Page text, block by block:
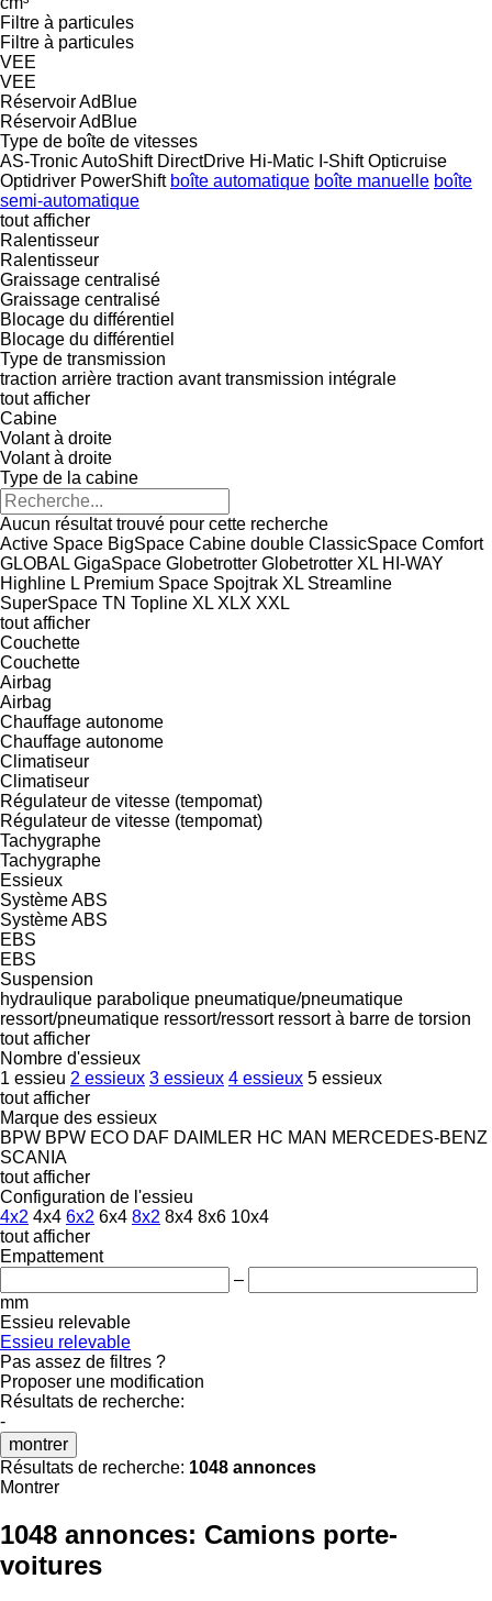
Filtre à particules
Filtre à particules
VEE
VEE
Réservoir AdBlue
Réservoir AdBlue
Type de boîte de vitesses
AS-TronicAutoShift DirectDrive Hi-Matic I-Shift Opticruise
Optidriver PowerShift boîte automatique boîte manuelle boîte
semi-automatique
tout afficher
Ralentisseur
Ralentisseur
Graissage centralisé
Graissage centralisé
Blocage du différentiel
Blocage du différentiel
Type de transmission
traction arrière traction avant transmission intégrale
tout afficher
Cabine
Volant à droite
Volant à droite
Type de la cabine
Aucun résultat trouvé pour cette recherche
Active Space BigSpace Cabine double ClassicSpace Comfort
GLOBAL GigaSpace Globetrotter Globetrotter XL HI-WAY
Highline L Premium Space Spojtrak XL Streamline
SuperSpace TN Topline XL XLX XXL
tout afficher
Couchette
Couchette
Airbag
Airbag
Chauffage autonome
Chauffage autonome
Climatiseur
Climatiseur
Régulateur de vitesse (tempomat)
Régulateur de vitesse (tempomat)
Tachygraphe
Tachygraphe
Essieux
Système ABS
Système ABS
EBS
EBS
Suspension
hydraulique parabolique pneumatique/pneumatique
ressort/pneumatique ressort/ressort ressort à barre de torsion
tout afficher
Nombre d'essieux
1 essieu 2 essieux 3 essieux 4 essieux 5 essieux
tout afficher
Marque des essieux
BPW BPW ECO DAF DAIMLER HC MAN MERCEDES-BENZ
SCANIA
tout afficher
Configuration de l'essieu
4x2 4x4 6x2 6x4 8x2 8x4 8x6 10x4
tout afficher
Empattement
–
mm
Essieu relevable
Essieu relevable
Pas assez de filtres ?
Proposer une modification
Résultats de recherche:
-
montrer
Résultats de recherche: 1048 annonces
Montrer
1048 annonces: Camions porte-
voitures